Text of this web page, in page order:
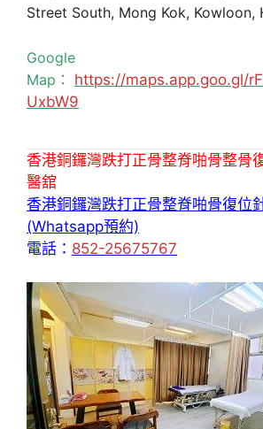
Street South, Mong Kok, Kowloon,
Google
Map： https://maps.app.goo.gl/
UxbW9
香港銅鑼灣跌打正骨整脊啪骨整骨
醫舘
香港銅鑼灣跌打正骨整脊啪骨復位
(Whatsapp預約)
電話： 852-25675767